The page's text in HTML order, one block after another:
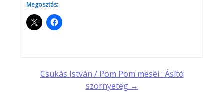
Megosztás:
Post
Csukás István / Pom Pom meséi : Ásító
szörnyeteg →